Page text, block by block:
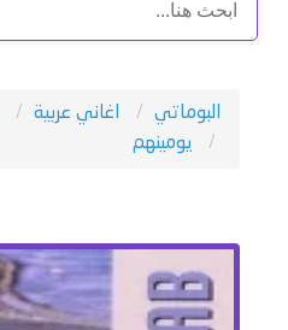
البوماتي اغاني عربية
يومينهم